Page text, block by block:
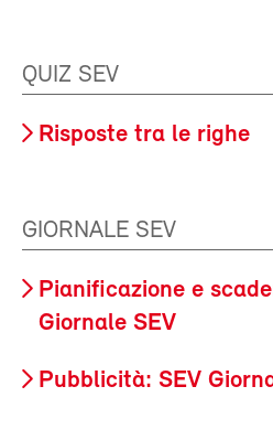
QUIZ SEV
Risposte tra le righe
GIORNALE SEV
Pianificazione e
Giornale SEV
Pubblicità: SEV